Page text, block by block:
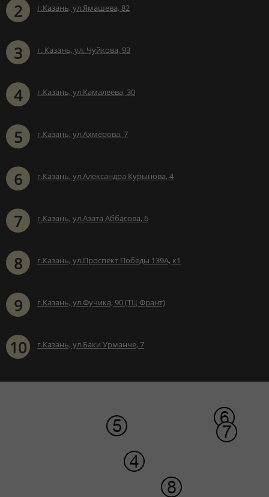
2 г.Казань, ул.Ямашева, 82
3 г. Казань, ул. Чуйкова, 93
4 г.Казань, ул.Камалеева, 30
5 г.Казань, ул.Ахмерова, 7
6 г.Казань, ул.Александра Курынова, 4
7 г.Казань, ул.Азата Аббасова, 6
8 г.Казань, ул.Проспект Победы 139А, к1
9 г.Казань, ул.Фучика, 90 (ТЦ Франт)
10 г.Казань, ул.Баки Урманче, 7